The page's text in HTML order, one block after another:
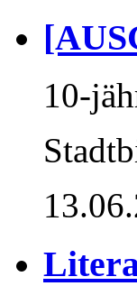
10-